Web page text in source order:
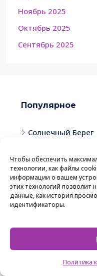
Чтобы обеспечить
технологии, как файлы
информации о вашем
этих технологий позволит
данные, как история
идентификаторы.
Политика
Ноябрь 2025
Октябрь 2025
Сентябрь 2025
Популярное
Солнечный Берег
Равда
Кошарица
Несебр
9:00 - 21:00, без